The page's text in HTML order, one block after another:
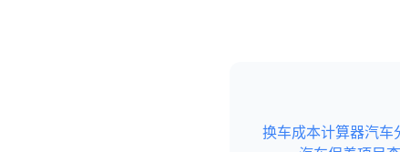
换车成本计算器汽车